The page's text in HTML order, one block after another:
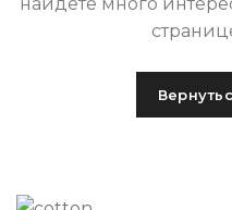
найдете много